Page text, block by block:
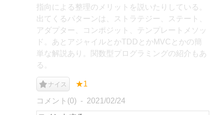
指向による整理のメリットを説いたりしている。
出てくるパターンは、ストラテジー、ステート、
アダプター、コンポジット、テンプレートメソッ
ド。あとアジャイルとかTDDとかMVCとかの簡
単な解説あり。関数型プログラミングの紹介もあ
る。
ナイス ★1
コメント(0) 2021/02/24